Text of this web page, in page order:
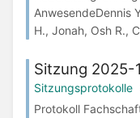
AnwesendeDennis
H., Jonah, Osh R.,
Sitzung 2025-
Sitzungsprotokolle
Protokoll